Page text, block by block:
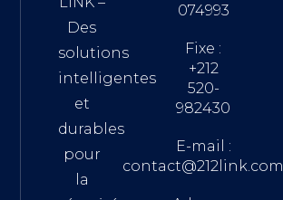
Des
solutions
intelligentes
et
durables
pour
la
074993
Fixe :
+212
520-
982430
E-mail :
contact@212link.com